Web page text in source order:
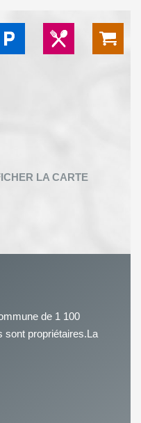
de 1 100
sont propriétaires.La